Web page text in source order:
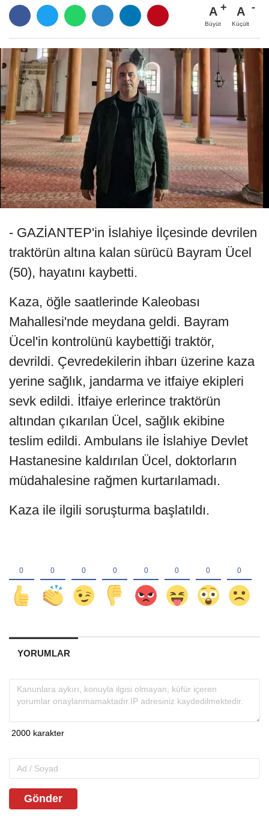
A
Büyüt
A
Küçült
- GAZİANTEP'in İslahiye İlçesinde devrilen
traktörün altına kalan sürücü Bayram Ücel
(50), hayatını kaybetti.
Kaza, öğle saatlerinde Kaleobası
Mahallesi'nde meydana geldi. Bayram
Ücel'in kontrolünü kaybettiği traktör,
devrildi. Çevredekilerin ihbarı üzerine kaza
yerine sağlık, jandarma ve itfaiye ekipleri
sevk edildi. İtfaiye erlerince traktörün
altından çıkarılan Ücel, sağlık ekibine
teslim edildi. Ambulans ile İslahiye Devlet
Hastanesine kaldırılan Ücel, doktorların
müdahalesine rağmen kurtarılamadı.
Kaza ile ilgili soruşturma başlatıldı.
YORUMLAR
Gönder